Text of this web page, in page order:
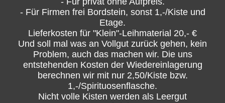
- Für Firmen frei Bordstein, sonst 1,-/Kiste und
Etage.
Lieferkosten für "Klein"-Leihmaterial 20,- €
Und soll mal was an Vollgut zurück gehen, kein
Problem, auch das machen wir. Die uns
entstehenden Kosten der Wiedereinlagerung
berechnen wir mit nur 2,50/Kiste bzw.
1,-/Spirituosenflasche.
Nicht volle Kisten werden als Leergut